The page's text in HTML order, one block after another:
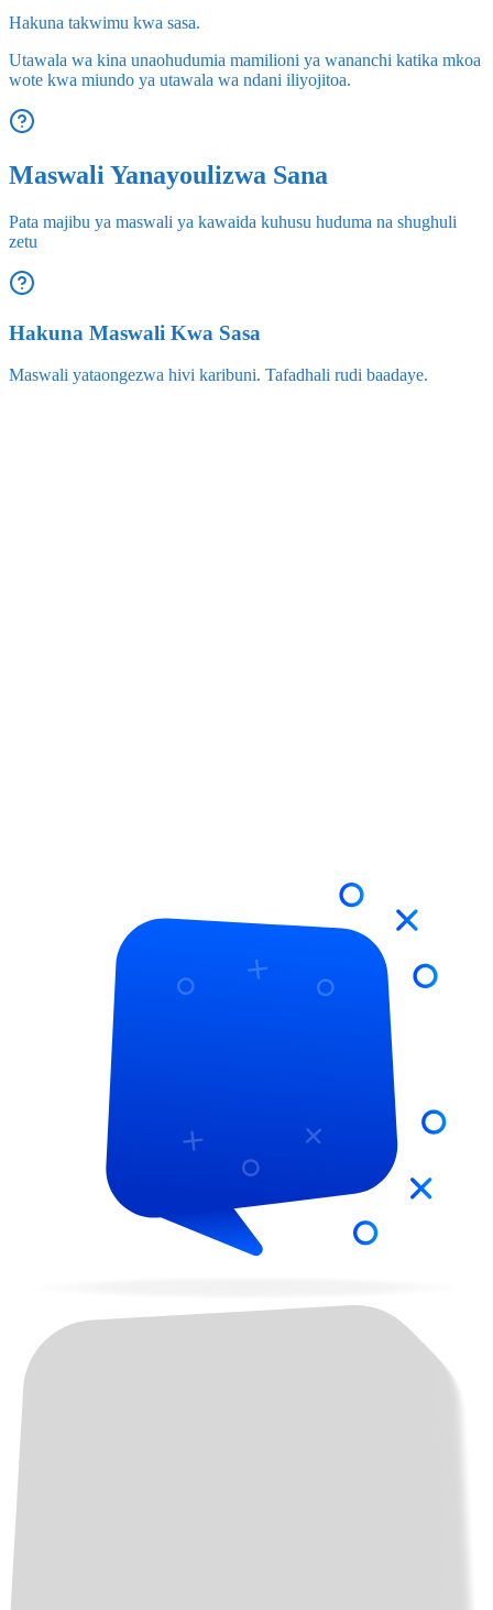
Hakuna takwimu kwa sasa.
Utawala wa kina unaohudumia mamilioni ya wananchi katika mkoa
wote kwa miundo ya utawala wa ndani iliyojitoa.
Maswali Yanayoulizwa Sana
Pata majibu ya maswali ya kawaida kuhusu huduma na shughuli
zetu
Hakuna Maswali Kwa Sasa
Maswali yataongezwa hivi karibuni. Tafadhali rudi baadaye.